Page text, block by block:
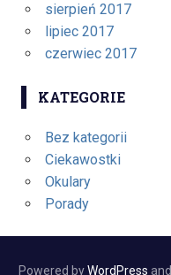
sierpień 2017
lipiec 2017
czerwiec 2017
KATEGORIE
Bez kategorii
Ciekawostki
Okulary
Porady
Powered byWordPress and